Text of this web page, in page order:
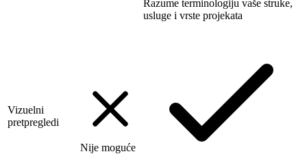
Razume terminologiju vaše struke,
usluge i vrste projekata
Vizuelni
pretpregledi
Nije moguće